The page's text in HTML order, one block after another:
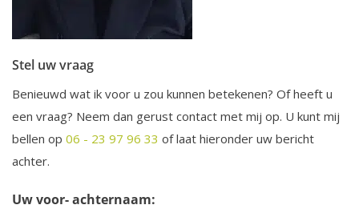
Stel uw vraag
Benieuwd wat ik voor u zou kunnen betekenen? Of heeft u
een vraag? Neem dan gerust contact met mij op. U kunt mij
bellen op 06 - 23 97 96 33 of laat hieronder uw bericht
achter.
Uw voor- achternaam: